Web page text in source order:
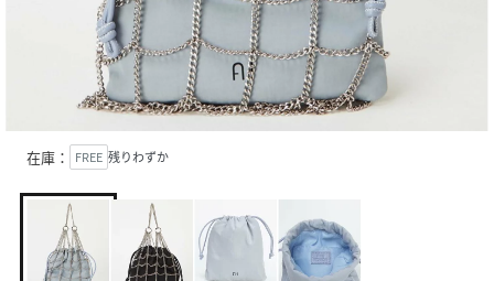
在庫： FREE 残りわずか